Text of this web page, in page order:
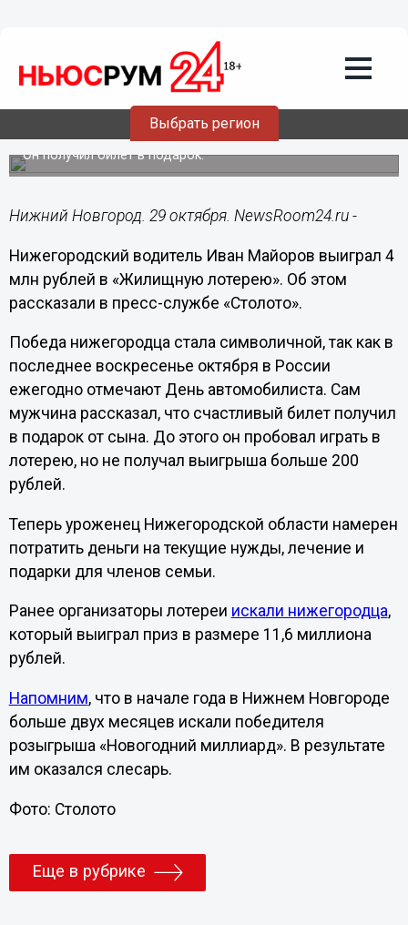
Выбрать регион
29.10.202311:01
Водитель из Нижегородской области
выиграл в лотерею 4 млн рублей
Он получил билет в подарок.
Нижний Новгород. 29 октября. NewsRoom24.ru -
Нижегородский водитель Иван Майоров выиграл 4
млн рублей в «Жилищную лотерею». Об этом
рассказали в пресс-службе «Столото».
Победа нижегородца стала символичной, так как в
последнее воскресенье октября в России
ежегодно отмечают День автомобилиста. Сам
мужчина рассказал, что счастливый билет получил
в подарок от сына. До этого он пробовал играть в
лотерею, но не получал выигрыша больше 200
рублей.
Теперь уроженец Нижегородской области намерен
потратить деньги на текущие нужды, лечение и
подарки для членов семьи.
Ранее организаторы лотереи искали нижегородца,
который выиграл приз в размере 11,6 миллиона
рублей.
Напомним, что в начале года в Нижнем Новгороде
больше двух месяцев искали победителя
розыгрыша «Новогодний миллиард». В результате
им оказался слесарь.
Фото: Столото
Еще в рубрике